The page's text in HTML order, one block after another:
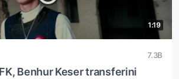
1:19
7.3B
Benhur Keser transferini